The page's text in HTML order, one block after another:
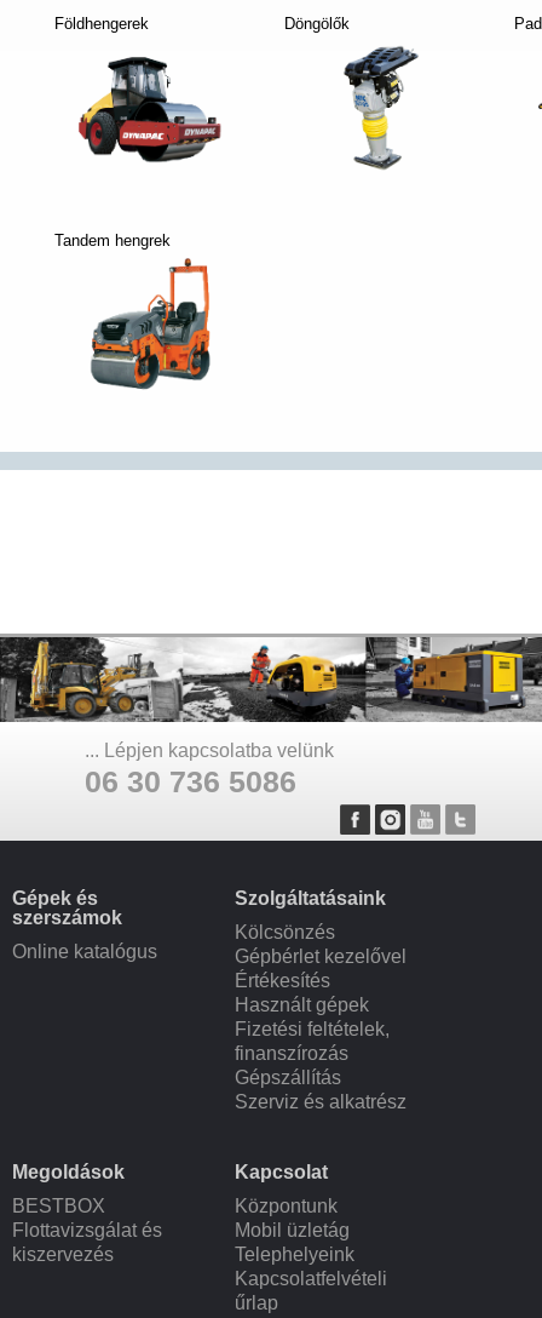
Földhengerek Döngölők
Tandem hengrek
... Lépjen kapcsolatba velünk
06 30 736 5086
Gépek és
szerszámok
Online katalógus
Szolgáltatásaink
Kölcsönzés
Gépbérlet kezelővel
Értékesítés
Használt gépek
Fizetési feltételek,
finanszírozás
Gépszállítás
Szerviz és alkatrész
Megoldások
BESTBOX
Flottavizsgálat és
kiszervezés
Kapcsolat
Központunk
Mobil üzletág
Telephelyeink
Kapcsolatfelvételi
űrlap